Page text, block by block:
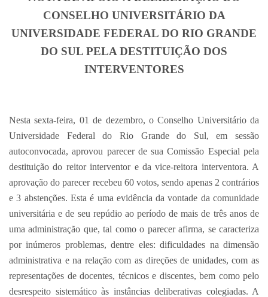
CONSELHO UNIVERSITÁRIO DA
UNIVERSIDADE FEDERAL DO RIO GRANDE
DO SUL PELA DESTITUIÇÃO DOS
INTERVENTORES
Nesta sexta-feira, 01 de dezembro, o Conselho Universitário da
Universidade Federal do Rio Grande do Sul, em sessão
autoconvocada, aprovou parecer de sua Comissão Especial pela
destituição do reitor interventor e da vice-reitora interventora. A
aprovação do parecer recebeu 60 votos, sendo apenas 2 contrários
e 3 abstenções. Esta é uma evidência da vontade da comunidade
universitária e de seu repúdio ao período de mais de três anos de
uma administração que, tal como o parecer afirma, se caracteriza
por inúmeros problemas, dentre eles: dificuldades na dimensão
administrativa e na relação com as direções de unidades, com as
representações de docentes, técnicos e discentes, bem como pelo
desrespeito sistemático às instâncias deliberativas colegiadas. A